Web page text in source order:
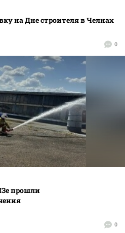
на Дне строителя в Челнах
0
прошли
0